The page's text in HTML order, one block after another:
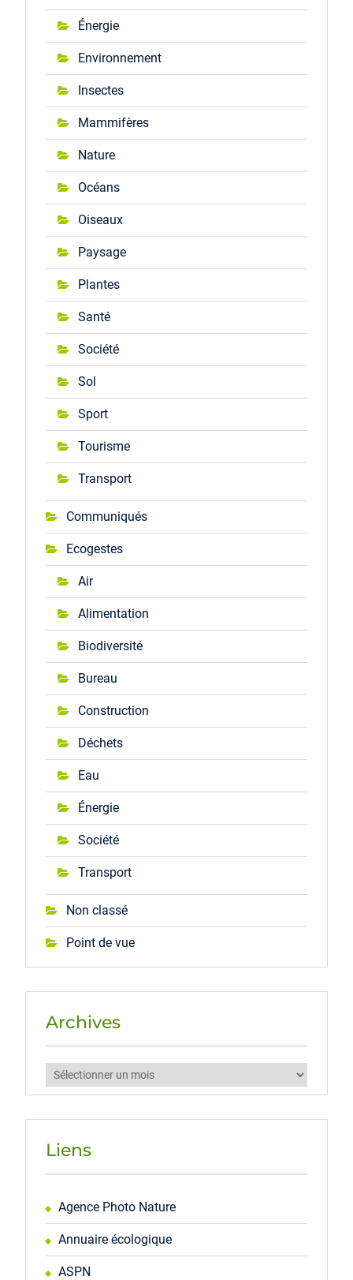
Énergie
Environnement
Insectes
Mammifères
Nature
Océans
Oiseaux
Paysage
Plantes
Santé
Société
Sol
Sport
Tourisme
Transport
Communiqués
Ecogestes
Air
Alimentation
Biodiversité
Bureau
Construction
Déchets
Eau
Énergie
Société
Transport
Non classé
Point de vue
Archives
Archives
Liens
Agence Photo Nature
Annuaire écologique
ASPN